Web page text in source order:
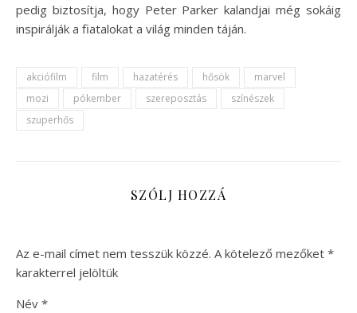
pedig biztosítja, hogy Peter Parker kalandjai még sokáig
inspirálják a fiatalokat a világ minden táján.
akciófilm film hazatérés hősök
marvel
mozi
pókember szereposztás
színészek
szuperhős
SZÓLJ HOZZÁ
Az e-mail címet nem tesszük közzé. A kötelező mezőket *
karakterrel jelöltük
Név *